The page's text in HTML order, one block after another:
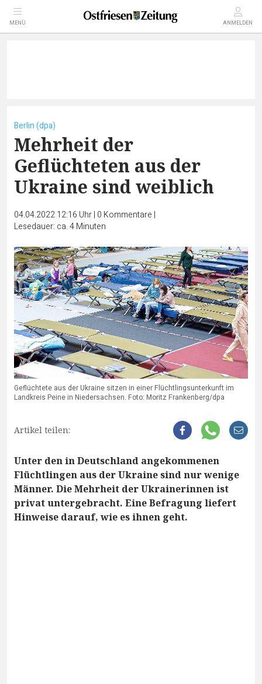
MENÜ ANMELDEN
Berlin (dpa)
Mehrheit der
Geflüchteten aus der
Ukraine sind weiblich
04.04.2022 12:16 Uhr| 0 Kommentare |
Lesedauer: ca. 4 Minuten
Geflüchtete aus der Ukraine sitzen in einer Flüchtlingsunterkunft im
Landkreis Peine in Niedersachsen. Foto: Moritz Frankenberg/dpa
Artikel teilen:
Unter den in Deutschland angekommenen
Flüchtlingen aus der Ukraine sind nur wenige
Männer. Die Mehrheit der Ukrainerinnen ist
privat untergebracht. Eine Befragung liefert
Hinweise darauf, wie es ihnen geht.